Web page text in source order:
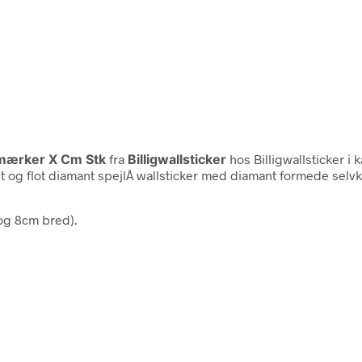
X Cm Stk fra Billigwallsticker hos Billigwallsticker i
og flot diamant spejlÂ wallsticker med diamant formede
8cm bred).